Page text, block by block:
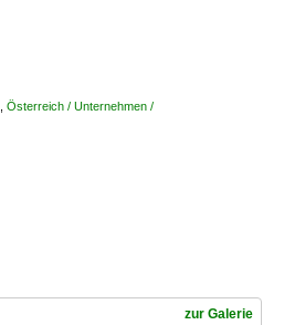
Österreich / Unternehmen /
zur Galerie